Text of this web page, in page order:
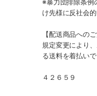
※暴力団排除条例
け先様に反社会
【配送商品への
規定変更により
る送料を着払い
４２６５９